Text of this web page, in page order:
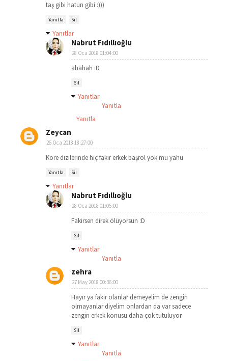
taş gibi hatun gibi :)))
Yanıtla Sil
Yanıtlar
Nabrut Fıdıllıoğlu
28 Oca 2018 01:04:00
ahahah :D
Sil
Yanıtlar
Yanıtla
Yanıtla
Zeycan
26 Oca 2018 18:27:00
Kore dizilerinde hiç fakir erkek başrol yok mu yahu
Yanıtla Sil
Yanıtlar
Nabrut Fıdıllıoğlu
28 Oca 2018 01:05:00
Fakirsen direk ölüyorsun :D
Sil
Yanıtlar
Yanıtla
zehra
27 May 2018 00:36:00
Hayır ya fakir olanlar demeyelim de zengin
olmayanlar diyelim onlardan da var sadece
zengin erkek konusu daha çok tutuluyor
Sil
Yanıtlar
Yanıtla